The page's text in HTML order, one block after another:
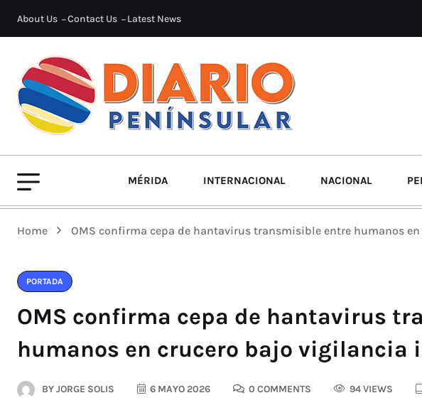
About Us Contact Us Latest News
MÉRIDA INTERNACIONAL NACIONAL
Home OMS confirma cepa de hantavirus transmisible entre humanos
PORTADA
OMS confirma cepa de hantavirus
humanos en crucero bajo vigilancia
BYJORGE SOLIS 6 MAYO 2026 0 COMMENTS 94 VIEWS